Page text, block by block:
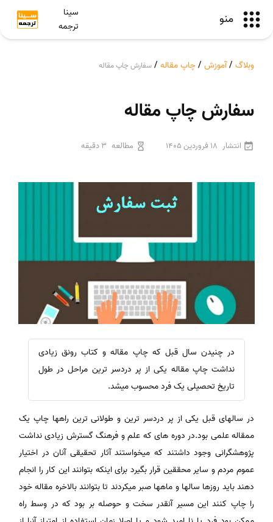
منو
سینا
ترجمه
وبلاگ /آموزش /چاپ مقاله / سفارش چاپ مقاله
سفارش چاپ مقاله
انتشار 18 فروردین 1405 مطالعه 3 دقیقه
در چنیدن سال قبل که چاپ مقاله و کتاب رونق زیادی
نداشت چاپ مقاله یکی از پر دردسر ترین مراحل در طول
تاریخ تحصیلی یک فرد محسوب میشد.
در سالهای قبل یکی از پر دردسر ترین و طولانی ترین راهها چاپ یک
ممقاله علمی بود.در دوره های که علم و فرهنگ گسترش زیادی نداشت
پژوهشگرانی وجود داشتند که میخواستند آثار تحقیقی آنان در اختیار
عموم مردم و سایر محققین قرار بگیرد برای اینکه بتوانند این کار را انجام
دهند باید روزها سالها و ماهها صبر میکردند تا بتوانند بالاخره مقاله خود
را چاپ کنند این مسیر آنقدر سخت و حوصله بر بود که در وسط راه